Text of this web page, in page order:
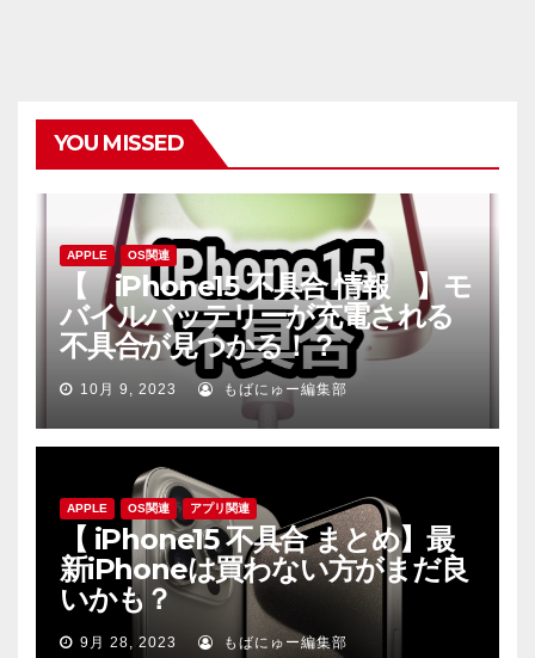
YOU MISSED
APPLE OS関連
【 iPhone15 不具合 情報 】モ
バイルバッテリーが充電される
不具合が見つかる！？
10月 9, 2023 もばにゅー編集部
APPLE OS関連 アプリ関連
【 iPhone15 不具合 まとめ】最
新iPhoneは買わない方がまだ良
いかも？
9月 28, 2023 もばにゅー編集部